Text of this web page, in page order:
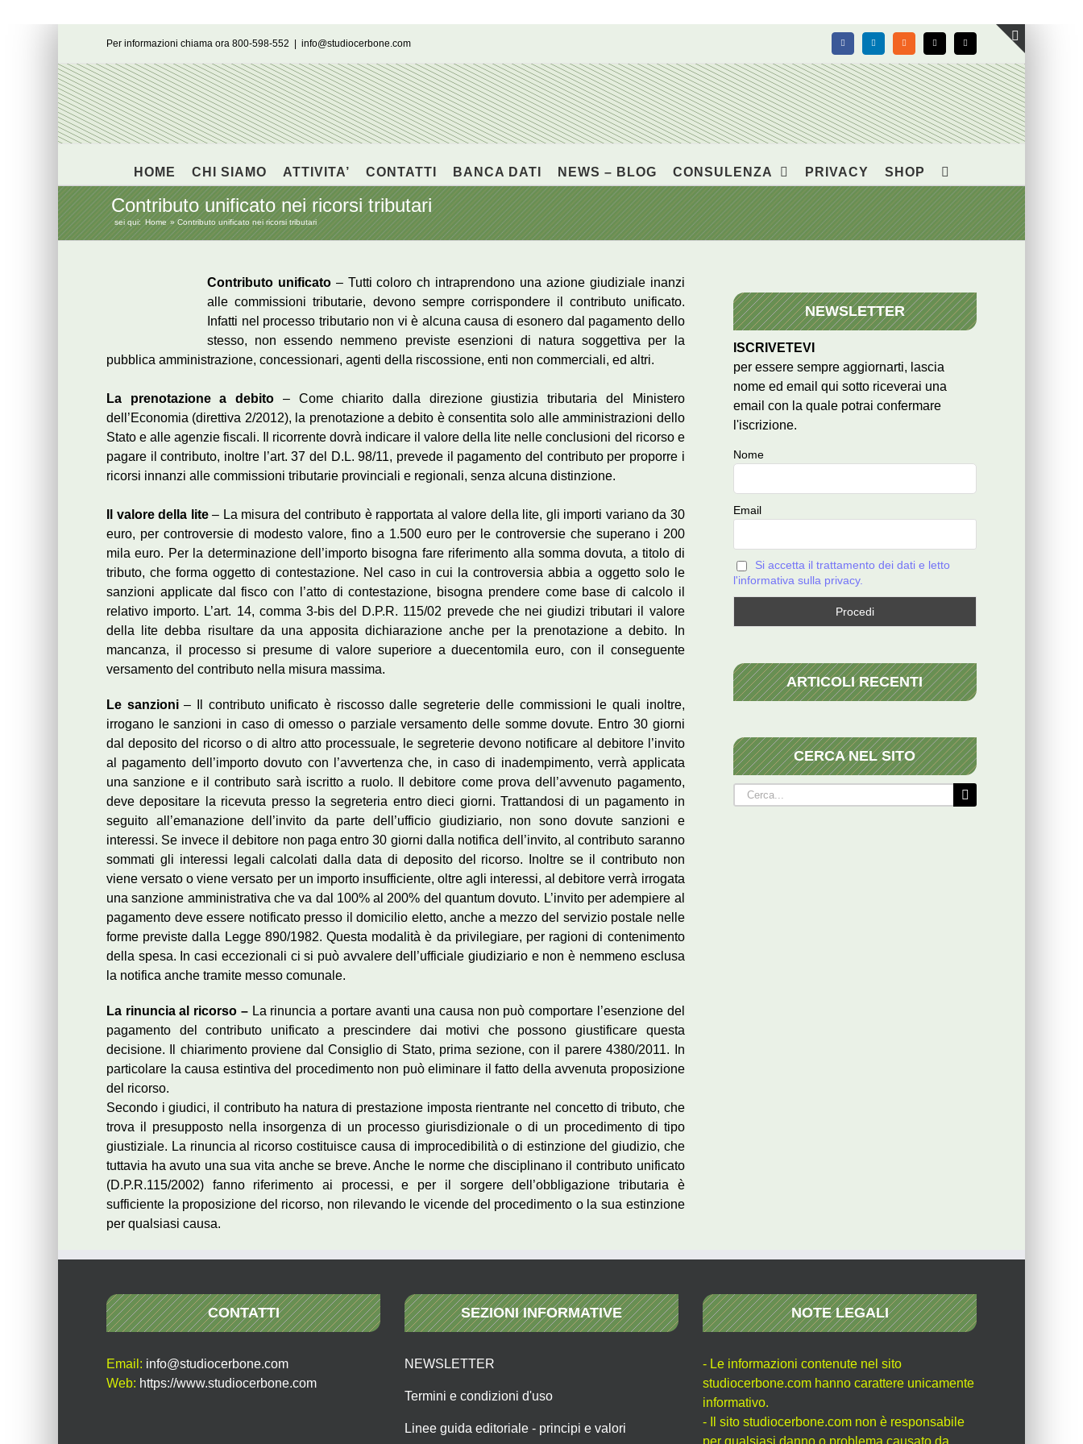
Per informazioni chiama ora 800-598-552 info@studiocerbone.com FacebookLinkedIn Rss X Email
HOME CHI SIAMO ATTIVITA’ CONTATTI BANCA DATI NEWS – BLOG CONSULENZA PRIVACY SHOP
Contributo unificato nei ricorsi tributari
sei qui: Home Contributo unificato nei ricorsi tributari
Contributo unificato– Tutti coloro ch intraprendono una azione giudiziale inanzi
alle commissioni tributarie, devono sempre corrispondere il contributo unificato.
Infatti nel processo tributario non vi è alcuna causa di esonero dal pagamento dello
stesso, non essendo nemmeno previste esenzioni di natura soggettiva per la
pubblica amministrazione, concessionari, agenti della riscossione, enti non commerciali, ed altri.
La prenotazione a debito – Come chiarito dalla direzione giustizia tributaria del Ministero
dell’Economia (direttiva 2/2012), la prenotazione a debito è consentita solo alle amministrazioni dello
Stato e alle agenzie fiscali. Il ricorrente dovrà indicare il valore della lite nelle conclusioni del ricorso e
pagare il contributo, inoltre l’art. 37 del D.L. 98/11, prevede il pagamento del contributo per proporre i
ricorsi innanzi alle commissioni tributarie provinciali e regionali, senza alcuna distinzione.
Il valore della lite– La misura del contributo è rapportata al valore della lite, gli importi variano da 30
euro, per controversie di modesto valore, fino a 1.500 euro per le controversie che superano i 200
mila euro. Per la determinazione dell’importo bisogna fare riferimento alla somma dovuta, a titolo di
tributo, che forma oggetto di contestazione. Nel caso in cui la controversia abbia a oggetto solo le
sanzioni applicate dal fisco con l’atto di contestazione, bisogna prendere come base di calcolo il
relativo importo. L’art. 14, comma 3-bis del D.P.R. 115/02 prevede che nei giudizi tributari il valore
della lite debba risultare da una apposita dichiarazione anche per la prenotazione a debito. In
mancanza, il processo si presume di valore superiore a duecentomila euro, con il conseguente
versamento del contributo nella misura massima.
Le sanzioni– Il contributo unificato è riscosso dalle segreterie delle commissioni le quali inoltre,
irrogano le sanzioni in caso di omesso o parziale versamento delle somme dovute. Entro 30 giorni
dal deposito del ricorso o di altro atto processuale, le segreterie devono notificare al debitore l’invito
al pagamento dell’importo dovuto con l’avvertenza che, in caso di inadempimento, verrà applicata
una sanzione e il contributo sarà iscritto a ruolo. Il debitore come prova dell’avvenuto pagamento,
deve depositare la ricevuta presso la segreteria entro dieci giorni. Trattandosi di un pagamento in
seguito all’emanazione dell’invito da parte dell’ufficio giudiziario, non sono dovute sanzioni e
interessi. Se invece il debitore non paga entro 30 giorni dalla notifica dell’invito, al contributo saranno
sommati gli interessi legali calcolati dalla data di deposito del ricorso. Inoltre se il contributo non
viene versato o viene versato per un importo insufficiente, oltre agli interessi, al debitore verrà irrogata
una sanzione amministrativa che va dal 100% al 200% del quantum dovuto. L’invito per adempiere al
pagamento deve essere notificato presso il domicilio eletto, anche a mezzo del servizio postale nelle
forme previste dalla Legge 890/1982. Questa modalità è da privilegiare, per ragioni di contenimento
della spesa. In casi eccezionali ci si può avvalere dell’ufficiale giudiziario e non è nemmeno esclusa
la notifica anche tramite messo comunale.
La rinuncia al ricorso –La rinuncia a portare avanti una causa non può comportare l’esenzione del
pagamento del contributo unificato a prescindere dai motivi che possono giustificare questa
decisione. Il chiarimento proviene dal Consiglio di Stato, prima sezione, con il parere 4380/2011. In
particolare la causa estintiva del procedimento non può eliminare il fatto della avvenuta proposizione
del ricorso.
Secondo i giudici, il contributo ha natura di prestazione imposta rientrante nel concetto di tributo, che
trova il presupposto nella insorgenza di un processo giurisdizionale o di un procedimento di tipo
giustiziale. La rinuncia al ricorso costituisce causa di improcedibilità o di estinzione del giudizio, che
tuttavia ha avuto una sua vita anche se breve. Anche le norme che disciplinano il contributo unificato
(D.P.R.115/2002) fanno riferimento ai processi, e per il sorgere dell’obbligazione tributaria è
sufficiente la proposizione del ricorso, non rilevando le vicende del procedimento o la sua estinzione
per qualsiasi causa.
NEWSLETTER
ISCRIVETEVI
per essere sempre aggiornarti, lascia
nome ed email qui sotto riceverai una
email con la quale potrai confermare
l'iscrizione.
Nome
Email
Si accetta il trattamento dei dati e letto
l'informativa sulla privacy.
ARTICOLI RECENTI
CERCA NEL SITO
Cerca
per:
CONTATTI
Email: info@studiocerbone.com
Web: https://www.studiocerbone.com
SEZIONI INFORMATIVE
NEWSLETTER
Termini e condizioni d'uso
Linee guida editoriale - principi e valori
NOTE LEGALI
- Le informazioni contenute nel sito
studiocerbone.com hanno carattere unicamente
informativo.
- Il sito studiocerbone.com non è responsabile
per qualsiasi danno o problema causato da
Toggle
area
barra
scorrevole